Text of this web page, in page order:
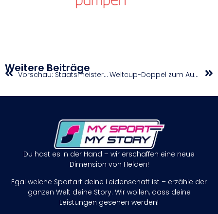
Weitere Beiträge Vorschau: Staatsmeisterschaften Crosslauf in Tulln Weltcup-Doppel zum Auftakt
Du hast es in der Hand – wir erschaffen eine neue
Dimension von Helden!
Egal welche Sportart deine Leidenschaft ist – erzähle der
ganzen Welt deine Story. Wir wollen, dass deine
Leistungen gesehen werden!